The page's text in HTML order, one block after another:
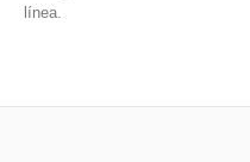
línea.